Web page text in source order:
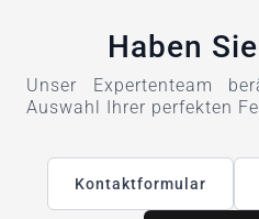
Haben
Unser Expertenteam
Auswahl Ihrer perfekten
Kontaktformular